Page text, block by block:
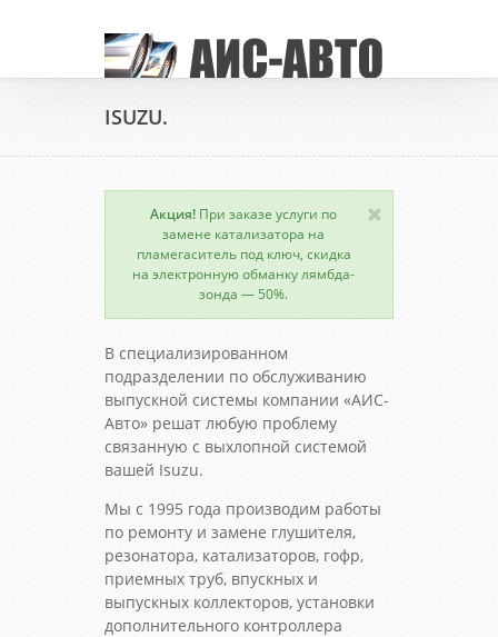
ISUZU.
Акция! При заказе услуги по
замене катализатора на
пламегаситель под ключ, скидка
на электронную обманку лямбда-
зонда — 50%.
В специализированном
подразделении по обслуживанию
выпускной системы компании «АИС-
Авто» решат любую проблему
связанную с выхлопной системой
вашей Isuzu.
Мы с 1995 года производим работы
по ремонту и замене глушителя,
резонатора, катализаторов, гофр,
приемных труб, впускных и
выпускных коллекторов, установки
дополнительного контроллера